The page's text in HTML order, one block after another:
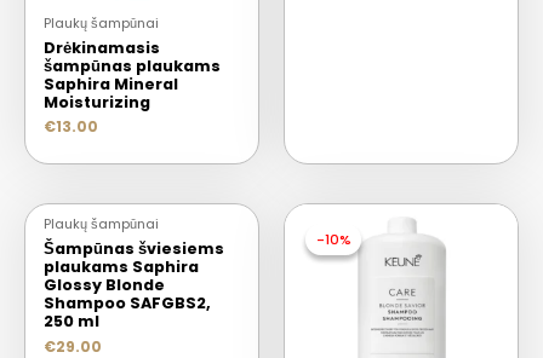
Plaukų šampūnai
Drėkinamasis
šampūnas plaukams
Saphira Mineral
Moisturizing
€13.00
IŠPARDUOTA
Plaukų šampūnai
Šampūnas šviesiems
plaukams Saphira
Glossy Blonde
Shampoo SAFGBS2,
250 ml
€29.00
-10%
-10%